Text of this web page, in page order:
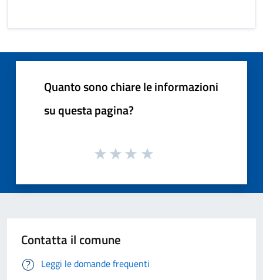
Quanto sono chiare le informazioni
su questa pagina?
Contatta il comune
Leggi le domande frequenti